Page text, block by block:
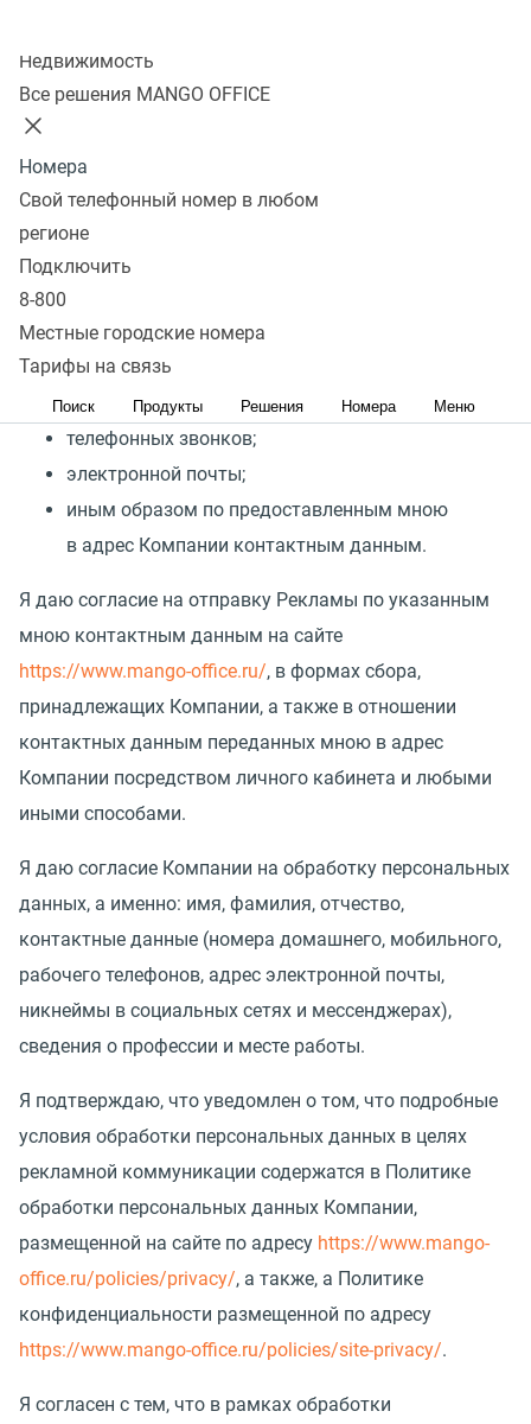
Недвижимость
Все решения MANGO OFFICE
Номера
Свой телефонный номер в любом
регионе
Подключить
8-800
Местные городские номера
Тарифы на связь
Поиск Продукты Решения Номера Меню
Настоящим, действуя свободно, своей волей и в своем
интересе, а также подтверждая свою дееспособность,
я, в соответствии со ст. 18 Федерального закона
О рекламе», даю согласие на получение
от ООО «Манго Телеком» ( ИНН 7 709 501 144)
«Компания») сообщений и любой иной информации
рекламного характера
посредством:
СМС;
мессенджеров;
телефонных звонков;
электронной почты;
иным образом по предоставленным мною
в адрес Компании контактным данным.
Я даю согласие на отправку Рекламы по указанным
мною контактным данным на сайте
https://www.mango-office.ru/, в формах сбора,
принадлежащих Компании, а также в отношении
контактных данным переданных мною в адрес
Компании посредством личного кабинета и любыми
иными способами.
Я даю согласие Компании на обработку персональных
данных, а именно: имя, фамилия, отчество,
контактные данные (номера домашнего, мобильного,
рабочего телефонов, адрес электронной почты,
никнеймы в социальных сетях и мессенджерах),
сведения о профессии и месте работы.
Я подтверждаю, что уведомлен о том, что подробные
условия обработки персональных данных в целях
рекламной коммуникации содержатся в Политике
обработки персональных данных Компании,
размещенной на сайте по адресу https://www.mango-
office.ru/policies/privacy/, а также, а Политике
конфиденциальности размещенной по адресу
https://www.mango-office.ru/policies/site-privacy/.
Я согласен с тем, что в рамках обработки